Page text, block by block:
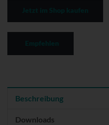
Beschreibung
Downloads